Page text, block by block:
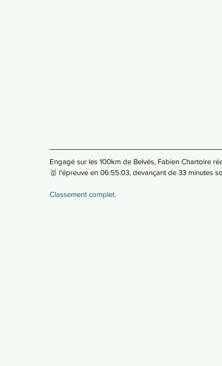
Engagé sur les 100km de Belvés, Fabien Chartoire
🥇 l'épreuve en 06:55:03, devançant de 33 minutes
Classement complet.